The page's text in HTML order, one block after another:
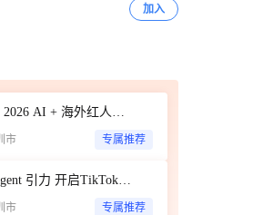
风格手链热销 日销突破2
品增长
加入
【当红不让・2026 AI + 海外红人营销大会暨 WotoHub 卖家大会】
市 专属推荐
黑五爆单・Agent 引力 开启TikTok新达人经济时代 ——ScoreHub 2026 品牌大会
市 专属推荐